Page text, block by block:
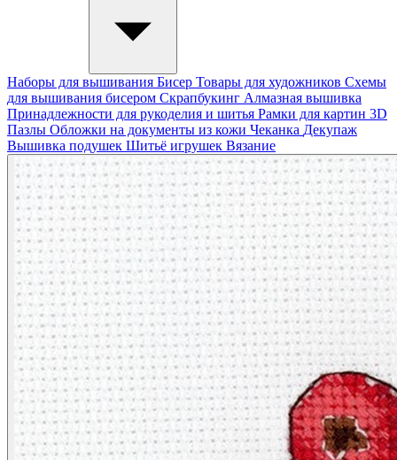
Наборы для вышивания Бисер Товары для художников Схемы
для вышивания бисером Скрапбукинг Алмазная вышивка
Принадлежности для рукоделия и шитья Рамки для картин 3D
Пазлы Обложки на документы из кожи Чеканка Декупаж
Вышивка подушек Шитьё игрушек Вязание